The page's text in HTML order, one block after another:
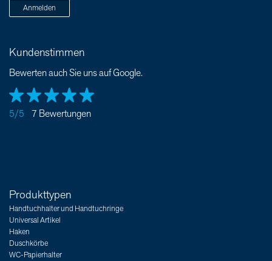
Anmelden
Kundenstimmen
Bewerten auch Sie uns auf Google.
5/5 7 Bewertungen
Produkttypen
Handtuchhalter und Handtuchringe
Universal Artikel
Haken
Duschkörbe
WC-Papierhalter